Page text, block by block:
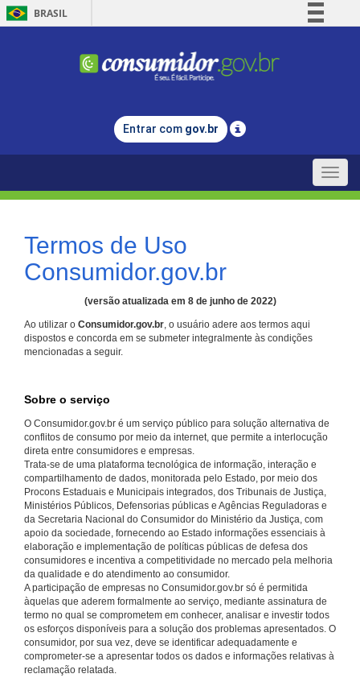
BRASIL
Comunica BR
Legislação
Entrar com gov.br
Toggle
Termos de Uso
Consumidor.gov.br
(versão atualizada em 8 de junho de 2022)
Ao utilizar o Consumidor.gov.br, o usuário adere aos termos aqui
dispostos e concorda em se submeter integralmente às condições
mencionadas a seguir.
Sobre o serviço
O Consumidor.gov.br é um serviço público para solução alternativa de
conflitos de consumo por meio da internet, que permite a interlocução
direta entre consumidores e empresas.
Trata-se de uma plataforma tecnológica de informação, interação e
compartilhamento de dados, monitorada pelo Estado, por meio dos
Procons Estaduais e Municipais integrados, dos Tribunais de Justiça,
Ministérios Públicos, Defensorias públicas e Agências Reguladoras e
da Secretaria Nacional do Consumidor do Ministério da Justiça, com
apoio da sociedade, fornecendo ao Estado informações essenciais à
elaboração e implementação de políticas públicas de defesa dos
consumidores e incentiva a competitividade no mercado pela melhoria
da qualidade e do atendimento ao consumidor.
A participação de empresas no Consumidor.gov.br só é permitida
àquelas que aderem formalmente ao serviço, mediante assinatura de
termo no qual se comprometem em conhecer, analisar e investir todos
os esforços disponíveis para a solução dos problemas apresentados. O
consumidor, por sua vez, deve se identificar adequadamente e
comprometer-se a apresentar todos os dados e informações relativas à
reclamação relatada.